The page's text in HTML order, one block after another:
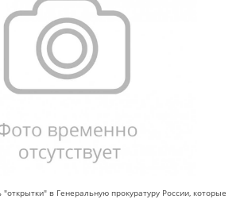
в Генеральную прокуратуру России, которые